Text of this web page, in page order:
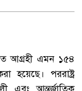
আগ্রহী এমন ১৫৪
হয়েছে। পররাষ্ট্র